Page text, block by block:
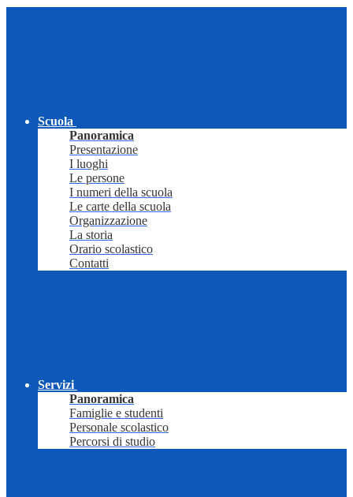
Scuola
Panoramica
Presentazione
I luoghi
Le persone
I numeri della scuola
Le carte della scuola
Organizzazione
La storia
Orario scolastico
Contatti
Servizi
Panoramica
Famiglie e studenti
Personale scolastico
Percorsi di studio